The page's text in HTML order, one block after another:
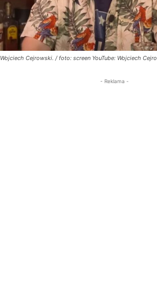
Wojciech Cejrowski. / foto: screen YouTube: Wojciech
- Reklama -